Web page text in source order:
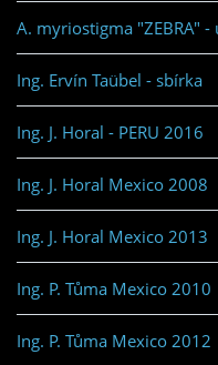
A. myriostigma "ZEBRA" -
Ing. Ervín Taübel - sbírka
Ing. J. Horal - PERU 2016
Ing. J. Horal Mexico 2008
Ing. J. Horal Mexico 2013
Ing. P. Tůma Mexico 2010
Ing. P. Tůma Mexico 2012